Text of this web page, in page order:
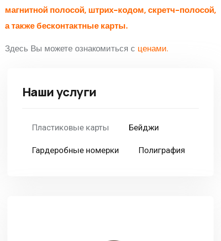
Наши услуги
Пластиковые карты Бейджи
Гардеробные номерки Полиграфия
магнитной полосой, штрих-кодом, скретч-полосой,
а также бесконтактные карты.
Здесь Вы можете ознакомиться с ценами.